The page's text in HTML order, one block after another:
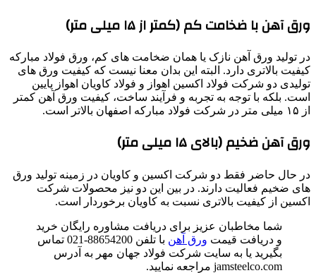
ورق آهن با ضخامت کم (کمتر از ۱۵ میلی متر)
در تولید ورق آهن نازک یا همان ضخامت های کم، ورق فولاد مبارکه
کیفیت بالاتری دارد. البته این بدان معنا نیست که کیفیت ورق های
تولیدی دو شرکت فولاد اکسین اهواز و فولاد کاویان اهواز پایین
است. بلکه با توجه به تجربه و فرآیند ساخت، کیفیت ورق آهن کمتر
از ۱۵ میلی متر در شرکت فولاد مبارکه اصفهان بالاتر است.
ورق آهن ضخیم (بالای ۱۵ میلی متر)
در حال حاضر فقط دو شرکت اکسین و کاویان در زمینه تولید ورق
های ضخیم فعالیت دارند. در بین این دو نیز محصولات شرکت
اکسین از کیفیت بالاتری نسبت به کاویان برخوردار است.
شما مخاطبان عزیز برای دریافت مشاوره رایگان خرید
و دریافت قیمت ورق آهن
با تلفن 88654200-021 تماس
بگیرید یا به سایت شرکت فولاد جهان مهر به آدرس
jamsteelco.com مراجعه نمایید.